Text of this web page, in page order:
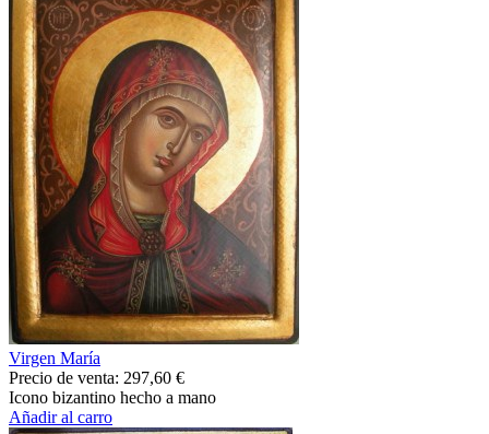
Virgen María
Precio de venta: 297,60 €
Icono bizantino hecho a mano
Añadir al carro